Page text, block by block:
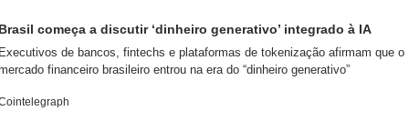
começa a discutir ‘dinheiro generativo’ integrado à IA
de bancos, fintechs e plataformas de tokenização afirmam que o
financeiro brasileiro entrou na era do “dinheiro generativo”